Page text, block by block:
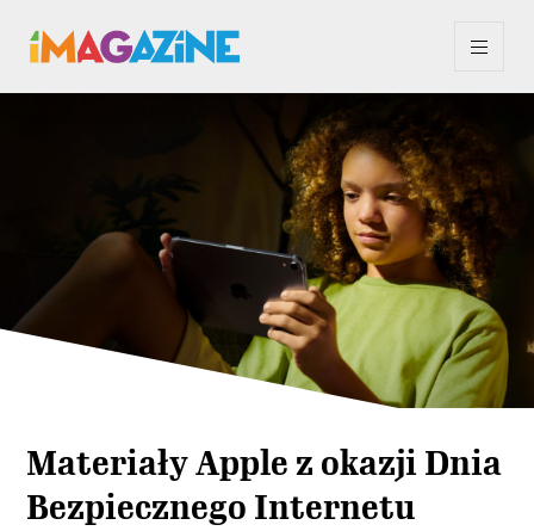
Materiały Apple z okazji Dnia
Bezpiecznego Internetu